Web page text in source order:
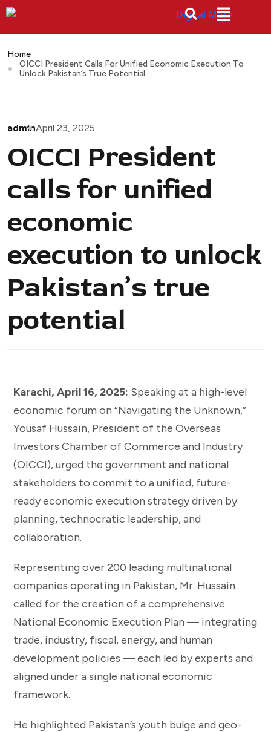
Home
OICCI President Calls For Unified Economic Execution To
Unlock Pakistan’s True Potential
adminApril 23, 2025
OICCI President
calls for unified
economic
execution to unlock
Pakistan’s true
potential
Karachi, April 16, 2025: Speaking at a high-level
economic forum on “Navigating the Unknown,”
Yousaf Hussain, President of the Overseas
Investors Chamber of Commerce and Industry
(OICCI), urged the government and national
stakeholders to commit to a unified, future-
ready economic execution strategy driven by
planning, technocratic leadership, and
collaboration.
Representing over 200 leading multinational
companies operating in Pakistan, Mr. Hussain
called for the creation of a comprehensive
National Economic Execution Plan — integrating
trade, industry, fiscal, energy, and human
development policies — each led by experts and
aligned under a single national economic
framework.
He highlighted Pakistan’s youth bulge and geo-